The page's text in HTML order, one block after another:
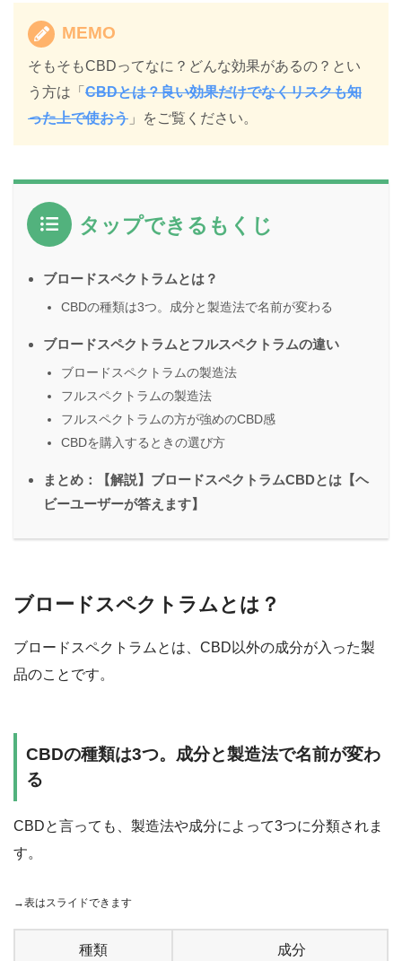
MEMO
そもそもCBDってなに？どんな効果があるの？とい
う方は「 CBDとは？良い効果だけでなくリスクも知
った上で使おう 」をご覧ください。
タップできるもくじ
ブロードスペクトラムとは？
CBDの種類は3つ。成分と製造法で名前が変わる
ブロードスペクトラムとフルスペクトラムの違い
ブロードスペクトラムの製造法
フルスペクトラムの製造法
フルスペクトラムの方が強めのCBD感
CBDを購入するときの選び方
まとめ：【解説】ブロードスペクトラムCBDとは【ヘ
ビーユーザーが答えます】
ブロードスペクトラムとは？
ブロードスペクトラムとは、CBD以外の成分が入った製
品のことです。
CBDの種類は3つ。成分と製造法で名前が変わ
る
CBDと言っても、製造法や成分によって3つに分類されま
す。
→表はスライドできます
種類 成分